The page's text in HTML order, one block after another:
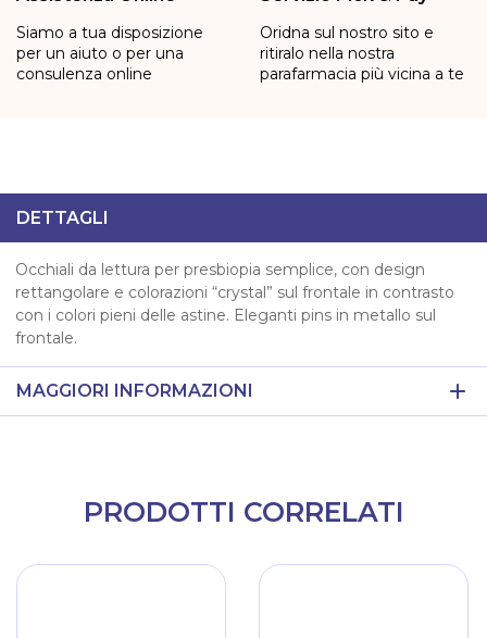
Siamo a tua disposizione
per un aiuto o per una
consulenza online
Oridna sul nostro sito e
ritiralo nella nostra
parafarmacia più vicina a te
DETTAGLI
Occhiali da lettura per presbiopia semplice, con design
rettangolare e colorazioni “crystal” sul frontale in contrasto
con i colori pieni delle astine. Eleganti pins in metallo sul
frontale.
MAGGIORI INFORMAZIONI
PRODOTTI CORRELATI